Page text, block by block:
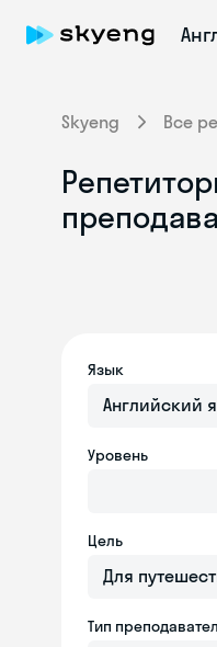
Skyeng Все
Язык
Английский
Уровень
Цель
Для
Тип